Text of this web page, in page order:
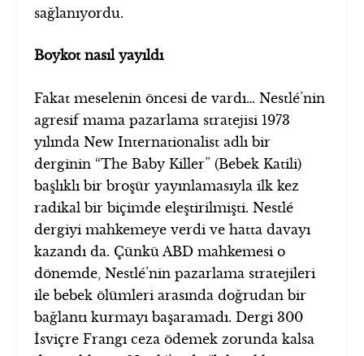
sağlanıyordu.
Boykot nasıl yayıldı
Fakat meselenin öncesi de vardı… Nestlé’nin
agresif mama pazarlama stratejisi 1973
yılında New Internationalist adlı bir
derginin “The Baby Killer” (Bebek Katili)
başlıklı bir broşür yayınlamasıyla ilk kez
radikal bir biçimde eleştirilmişti. Nestlé
dergiyi mahkemeye verdi ve hatta davayı
kazandı da. Çünkü ABD mahkemesi o
dönemde, Nestlé’nin pazarlama stratejileri
ile bebek ölümleri arasında doğrudan bir
bağlantı kurmayı başaramadı. Dergi 300
İsviçre Frangı ceza ödemek zorunda kalsa